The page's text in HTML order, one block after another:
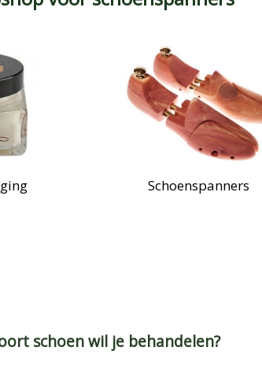
Schoenspanners
schoen wil je behandelen?